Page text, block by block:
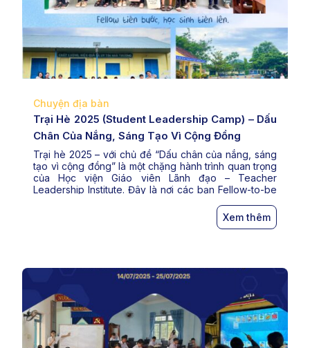
Chuyện địa bàn
Trại Hè 2025 (Student Leadership Camp) – Dấu
Chân Của Nắng, Sáng Tạo Vì Cộng Đồng
Trại hè 2025 – với chủ đề “Dấu chân của nắng, sáng
tạo vì cộng đồng” là một chặng hành trình quan trọng
của Học viện Giáo viên Lãnh đạo – Teacher
Leadership Institute. Đây là nơi các bạn Fellow-to-be
Xem thêm